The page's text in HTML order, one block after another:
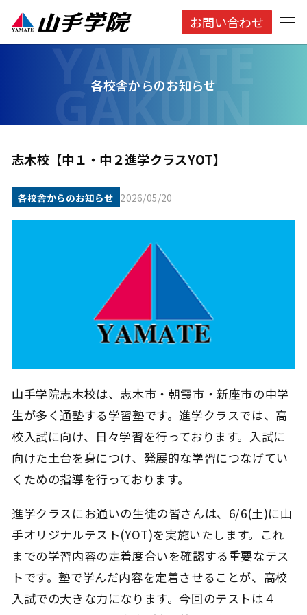
お問い合わせ
各校舎からのお知らせ
志木校【中１・中２進学クラスYOT】
各校舎からのお知らせ 2026/05/20
山手学院志木校は、志木市・朝霞市・新座市の中学
生が多く通塾する学習塾です。進学クラスでは、高
校入試に向け、日々学習を行っております。入試に
向けた土台を身につけ、発展的な学習につなげてい
くための指導を行っております。
進学クラスにお通いの生徒の皆さんは、6/6(土)に山
手オリジナルテスト(YOT)を実施いたします。これ
までの学習内容の定着度合いを確認する重要なテス
トです。塾で学んだ内容を定着させることが、高校
入試での大きな力になります。今回のテストは４